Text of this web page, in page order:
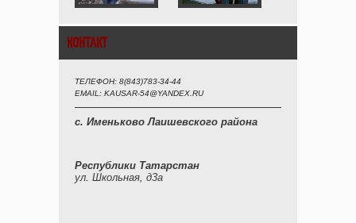
КОНТАКТ
ТЕЛЕФОН: 8(843)783-34-44
EMAIL: KAUSAR-54@YANDEX.RU
с. Именьково Лаишевского района
Республики Татарстан
ул. Школьная, д3а